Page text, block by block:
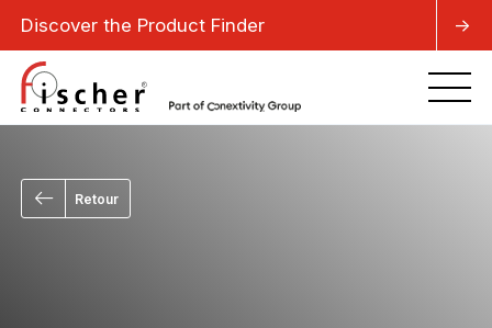
Discover the Product Finder ->
Retour